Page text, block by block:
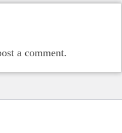
a comment.